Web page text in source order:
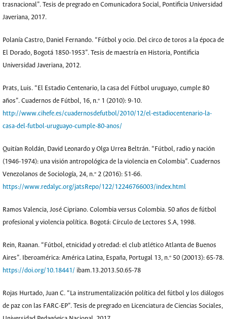
trasnacional”. Tesis de pregrado en Comunicadora Social, Pontificia Universidad
Javeriana, 2017.
Polanía Castro, Daniel Fernando. “Fútbol y ocio. Del circo de toros a la época de
El Dorado, Bogotá 1850-1953”. Tesis de maestría en Historia, Pontificia
Universidad Javeriana, 2012.
Prats, Luis. “El Estadio Centenario, la casa del Fútbol uruguayo, cumple 80
años”. Cuadernos de Fútbol, 16, n.º 1 (2010): 9-10.
http://www.cihefe.es/cuadernosdefutbol/2010/12/el-estadiocentenario-la-
casa-del-futbol-uruguayo-cumple-80-anos/
Quitían Roldán, David Leonardo y Olga Urrea Beltrán. “Fútbol, radio y nación
(1946-1974): una visión antropológica de la violencia en Colombia”. Cuadernos
Venezolanos de Sociología, 24, n.º 2 (2016): 51-66.
https://www.redalyc.org/jatsRepo/122/12246766003/index.html
Ramos Valencia, José Cipriano. Colombia versus Colombia. 50 años de fútbol
profesional y violencia política. Bogotá: Círculo de Lectores S.A, 1998.
Rein, Raanan. “Fútbol, etnicidad y otredad: el club atlético Atlanta de Buenos
Aires”. Iberoamérica: América Latina, España, Portugal 13, n.º 50 (20013): 65-78.
https://doi.org/10.18441/ ibam.13.2013.50.65-78
Rojas Hurtado, Juan C. “La instrumentalización política del fútbol y los diálogos
de paz con las FARC-EP”. Tesis de pregrado en Licenciatura de Ciencias Sociales,